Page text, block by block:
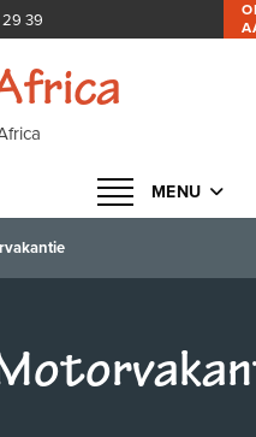
39
Navigatie in- of
MENU